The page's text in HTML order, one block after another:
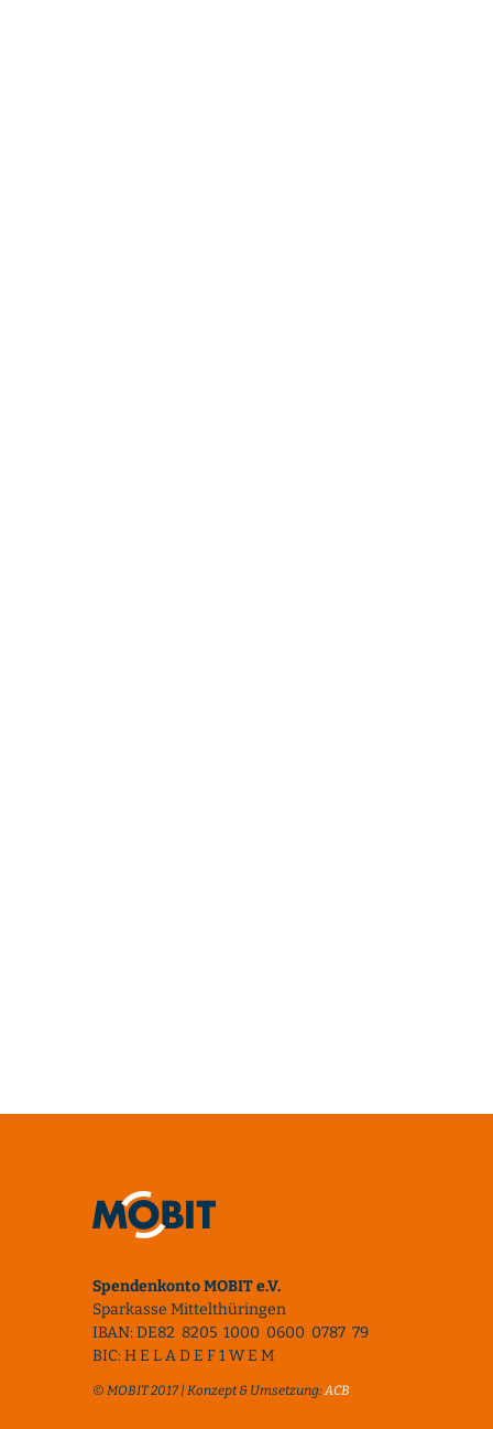
Spendenkonto MOBIT e.V.
Sparkasse Mittelthüringen
IBAN: DE82 8205 1000 0600 0787 79
BIC: H E L A D E F 1 W E M
© MOBIT 2017 | Konzept & Umsetzung:ACB